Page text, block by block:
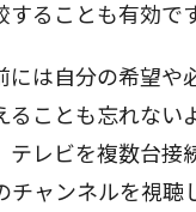
ることも有効です
には自分の希望や
ることも忘れない
テレビを複数台接
チャンネルを視聴